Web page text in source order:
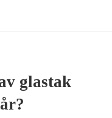
glastak